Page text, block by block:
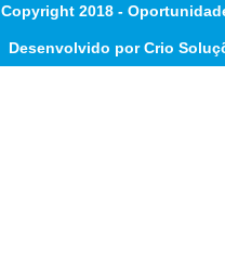
Copyright 2018 -
Desenvolvido por Crio